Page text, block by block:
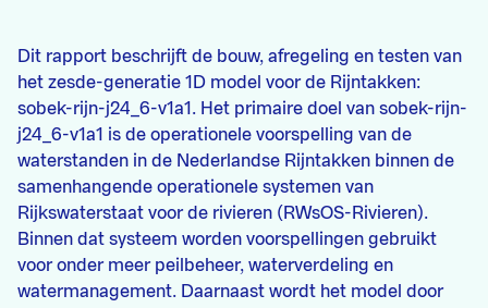
Dit rapport beschrijft de bouw, afregeling en testen van
het zesde-generatie 1D model voor de Rijntakken:
sobek-rijn-j24_6-v1a1. Het primaire doel van sobek-rijn-
j24_6-v1a1 is de operationele voorspelling van de
waterstanden in de Nederlandse Rijntakken binnen de
samenhangende operationele systemen van
Rijkswaterstaat voor de rivieren (RWsOS-Rivieren).
Binnen dat systeem worden voorspellingen gebruikt
voor onder meer peilbeheer, waterverdeling en
watermanagement. Daarnaast wordt het model door